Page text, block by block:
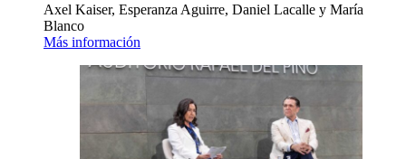
Axel Kaiser, Esperanza Aguirre, Daniel Lacalle y María
Blanco
Más información